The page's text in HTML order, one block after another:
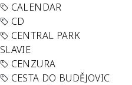
CALENDAR
CD
CENTRAL PARK
SLAVIE
CENZURA
CESTA DO BUDĚJOVIC